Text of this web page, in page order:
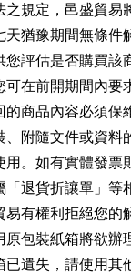
之規定，邑盛貿易
天猶豫期間無條件
您評估是否購買該
可在前開期間內要
商品內容必須保
、附隨文件或資料
用。如有實體發票
「退貨折讓單」等
有權利拒絕您的
原包裝紙箱將欲辦
已遺失，請使用其